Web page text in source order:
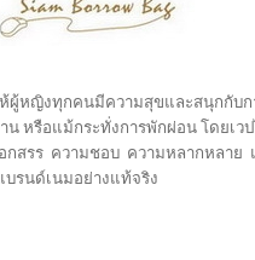
ผู้หญิงทุกคนมีความสุขและสนุกกับก
น หรือแม้กระทั่งการพักผ่อนโดยเว
กสรร ความชอบ ความหลากหลาย
บรนด์เนมอย่างแท้จริง